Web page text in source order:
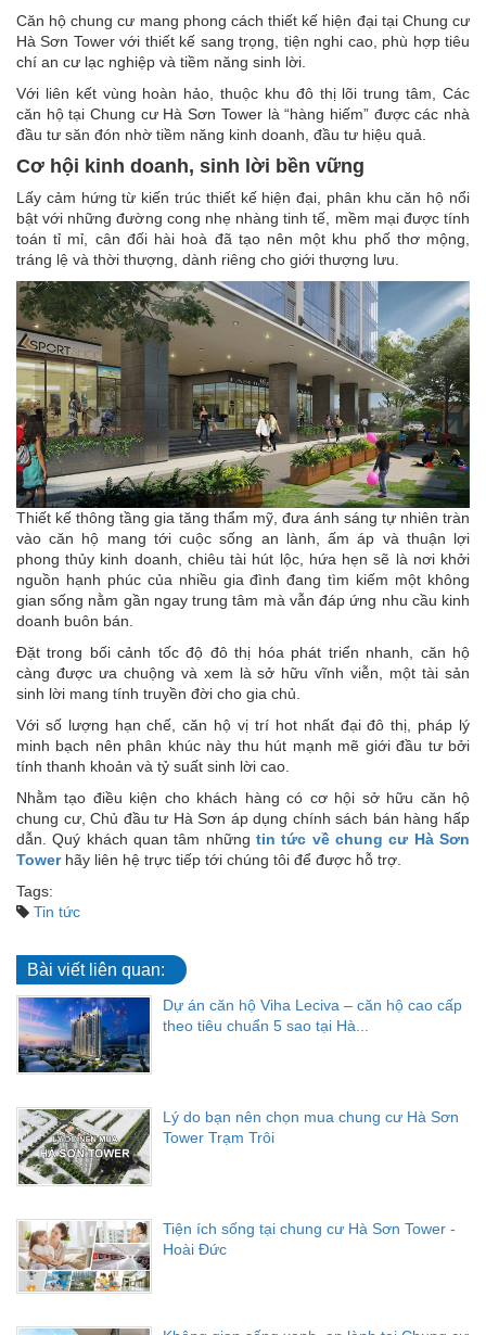
Căn hộ chung cư mang phong cách thiết kế hiện đại tại Chung cư
Hà Sơn Tower với thiết kế sang trọng, tiện nghi cao, phù hợp tiêu
chí an cư lạc nghiệp và tiềm năng sinh lời.
Với liên kết vùng hoàn hảo, thuộc khu đô thị lõi trung tâm, Các
căn hộ tại Chung cư Hà Sơn Tower là “hàng hiếm” được các nhà
đầu tư săn đón nhờ tiềm năng kinh doanh, đầu tư hiệu quả.
Cơ hội kinh doanh, sinh lời bền vững
Lấy cảm hứng từ kiến trúc thiết kế hiện đại, phân khu căn hộ nổi
bật với những đường cong nhẹ nhàng tinh tế, mềm mại được tính
toán tỉ mỉ, cân đối hài hoà đã tạo nên một khu phố thơ mộng,
tráng lệ và thời thượng, dành riêng cho giới thượng lưu.
Thiết kế thông tầng gia tăng thẩm mỹ, đưa ánh sáng tự nhiên tràn
vào căn hộ mang tới cuộc sống an lành, ấm áp và thuận lợi
phong thủy kinh doanh, chiêu tài hút lộc, hứa hẹn sẽ là nơi khởi
nguồn hạnh phúc của nhiều gia đình đang tìm kiếm một không
gian sống nằm gần ngay trung tâm mà vẫn đáp ứng nhu cầu kinh
doanh buôn bán.
Đặt trong bối cảnh tốc độ đô thị hóa phát triển nhanh, căn hộ
càng được ưa chuộng và xem là sở hữu vĩnh viễn, một tài sản
sinh lời mang tính truyền đời cho gia chủ.
Với số lượng hạn chế, căn hộ vị trí hot nhất đại đô thị, pháp lý
minh bạch nên phân khúc này thu hút mạnh mẽ giới đầu tư bởi
tính thanh khoản và tỷ suất sinh lời cao.
Nhằm tạo điều kiện cho khách hàng có cơ hội sở hữu căn hộ
chung cư, Chủ đầu tư Hà Sơn áp dụng chính sách bán hàng hấp
dẫn. Quý khách quan tâm những tin tức về chung cư Hà Sơn
Towerhãy liên hệ trực tiếp tới chúng tôi để được hỗ trợ.
Tags:
Tin tức
Bài viết liên quan:
Dự án căn hộ Viha Leciva – căn hộ cao cấp
theo tiêu chuẩn 5 sao tại Hà...
Lý do bạn nên chọn mua chung cư Hà Sơn
Tower Trạm Trôi
Tiện ích sống tại chung cư Hà Sơn Tower -
Hoài Đức